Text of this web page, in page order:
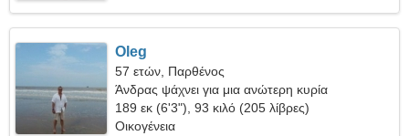
Oleg
57 ετών, Παρθένος
Άνδρας ψάχνει για μια ανώτερη κυρία
189 εκ (6'3"), 93 κιλό (205 λίβρες)
Οικογένεια